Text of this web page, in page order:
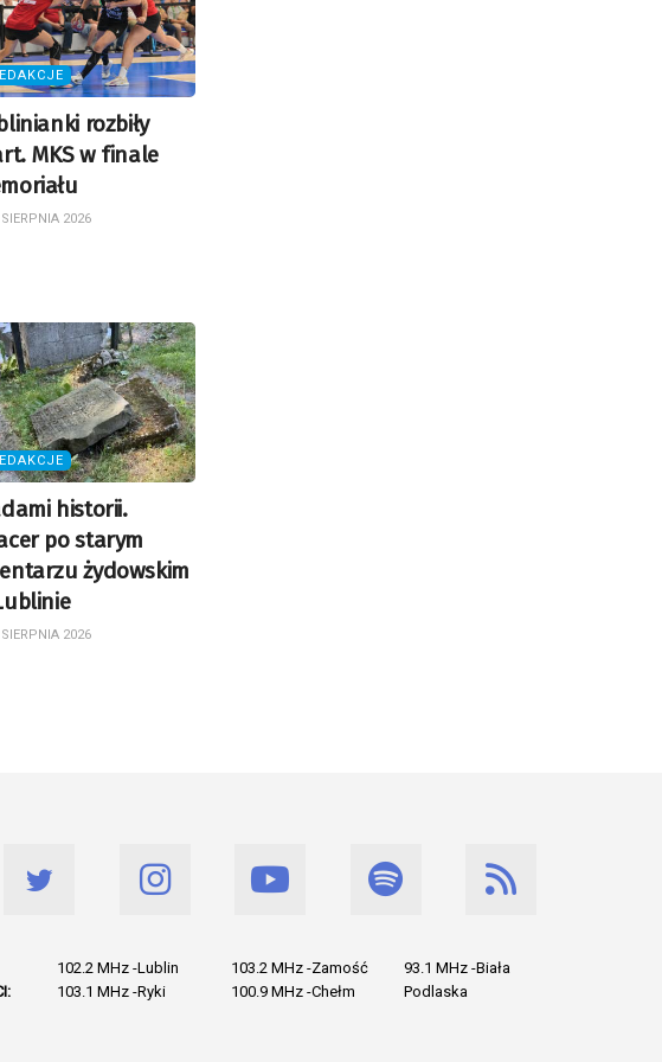
rozbiły
MKS w finale
2026
historii.
po starym
żydowskim
2026
102.2 MHz -Lublin
103.1 MHz -Ryki
103.2 MHz -Zamość
100.9 MHz -Chełm
93.1 MHz -Biała
Podlaska